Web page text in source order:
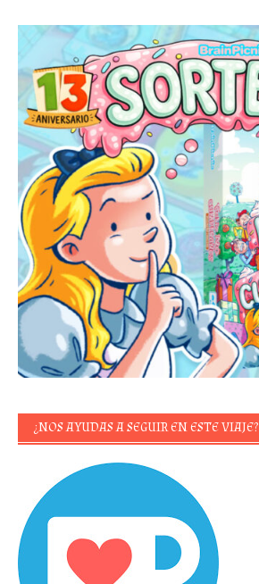
¿NOS AYUDAS A SEGUIR EN ESTE VIAJE?